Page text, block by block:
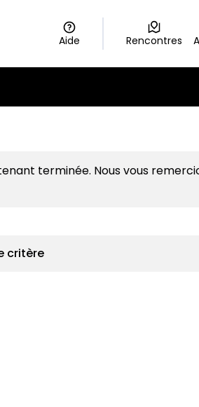
Aide Rencontres
utilisateur
terminée. Nous vous
critère